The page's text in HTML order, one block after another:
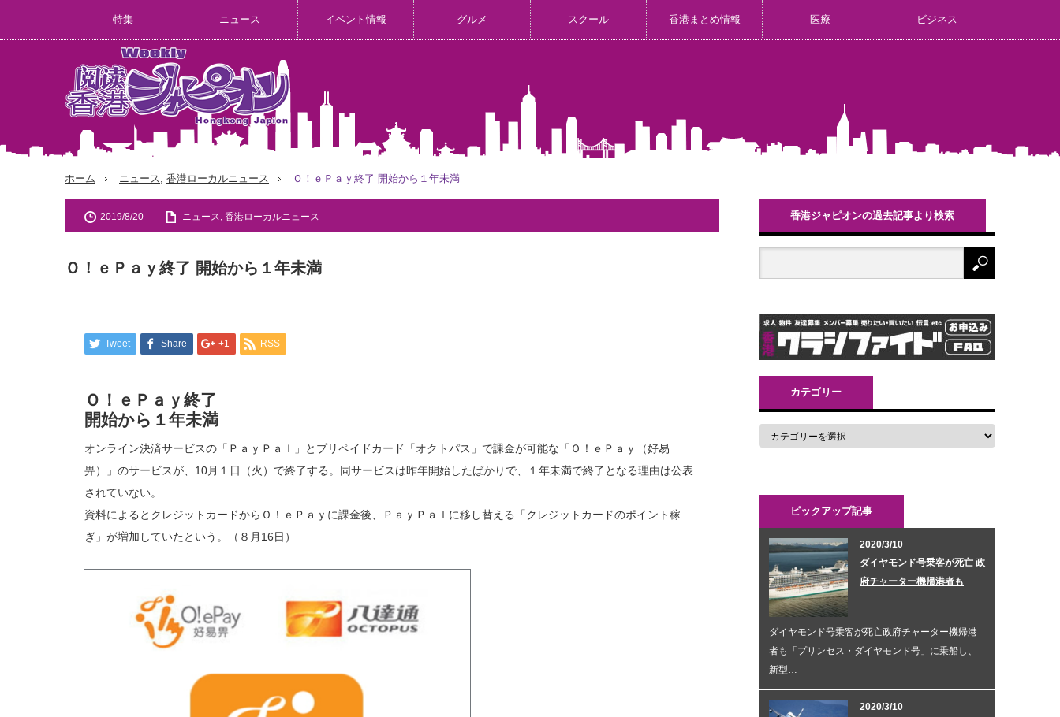
特集 ニュース イベント情報 グルメ スクール 香港まとめ情報 医療 ビジネス
ホーム ニュース, 香港ローカルニュース Ｏ！ｅＰａｙ終了 開始から１年未満
2019/8/20 ニュース, 香港ローカルニュース
Ｏ！ｅＰａｙ終了 開始から１年未満
Tweet Share +1 RSS
Ｏ！ｅＰａｙ終了
開始から１年未満
オンライン決済サービスの「ＰａｙＰａｌ」とプリペイドカード「オクトパス」で課金が可能な「Ｏ！ｅＰａｙ（好易
畀）」のサービスが、10月１日（火）で終了する。同サービスは昨年開始したばかりで、１年未満で終了となる理由は公表
されていない。
資料によるとクレジットカードからＯ！ｅＰａｙに課金後、ＰａｙＰａｌに移し替える「クレジットカードのポイント稼
ぎ」が増加していたという。（８月16日）
香港ジャピオンの過去記事より検索
カテゴリー
ピックアップ記事
2020/3/10
ダイヤモンド号乗客が死亡 政
府チャーター機帰港者も
ダイヤモンド号乗客が死亡政府チャーター機帰港
者も「プリンセス・ダイヤモンド号」に乗船し、
新型…
2020/3/10